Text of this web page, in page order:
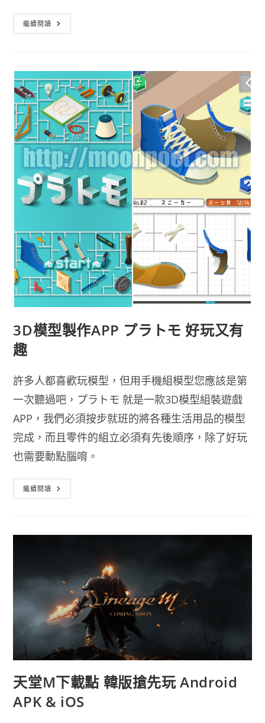
繼續閱讀 OPUS
靈
灣
製
作
的
超
高
水
準
科
幻
手
機
遊
戲
3D模型製作APP プラトモ 好玩又有
趣
許多人都喜歡玩模型，但用手機組模型您應該是第
一次聽過吧，プラトモ 就是一款3D模型組裝遊戲
APP，我們必須按步就班的將各種生活用品的模型
完成，而且零件的組立必須有先後順序，除了好玩
也需要動點腦唷。
繼續閱讀 3D
模
プ
玩
趣
天堂M下載點 韓版搶先玩 Android
APK & iOS